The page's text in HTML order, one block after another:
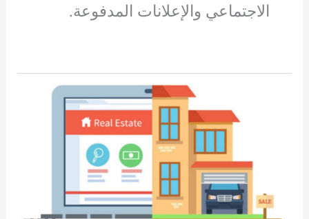
الاجتماعي والإعلانات المدفوعة.